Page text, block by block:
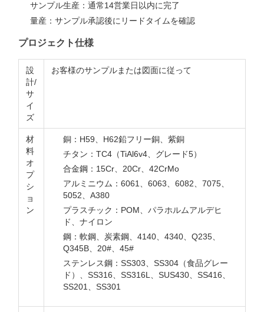
サンプル生産：通常14営業日以内に完了
量産：サンプル承認後にリードタイムを確認
プロジェクト仕様
設
計/
サ
イ
ズ
お客様のサンプルまたは図面に従って
材
料
オ
プ
シ
ョ
ン
銅：H59、H62鉛フリー銅、紫銅
チタン：TC4（TiAl6v4、グレード5）
合金鋼：15Cr、20Cr、42CrMo
アルミニウム：6061、6063、6082、7075、
5052、A380
プラスチック：POM、パラホルムアルデヒ
ド、ナイロン
鋼：軟鋼、炭素鋼、4140、4340、Q235、
Q345B、20#、45#
ステンレス鋼：SS303、SS304（食品グレー
ド）、SS316、SS316L、SUS430、SS416、
SS201、SS301